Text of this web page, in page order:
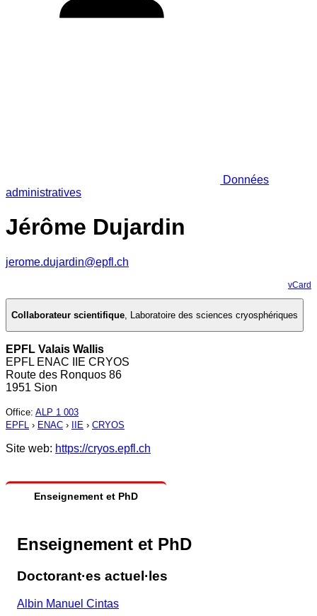
Données
administratives
Jérôme Dujardin
jerome.dujardin@epfl.ch
vCard
Collaborateur scientifique, Laboratoire des sciences cryosphériques
EPFL Valais Wallis
EPFL ENAC IIE CRYOS
Route des Ronquos 86
1951 Sion
Office: ALP 1 003
EPFL › ENAC › IIE › CRYOS
Site web: https://cryos.epfl.ch
Enseignement et PhD
Enseignement et PhD
Doctorant·es actuel·les
Albin Manuel Cintas